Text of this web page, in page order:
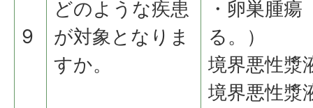
9
どのような疾患
が対象となりま
すか。
・卵巣腫
る。）
境界悪性漿
境界悪性漿